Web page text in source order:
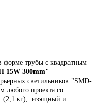
форме трубы с квадратным
15W 300mm"
светильников "SMD-
любого проекта со
(2,1 кг), изящный и